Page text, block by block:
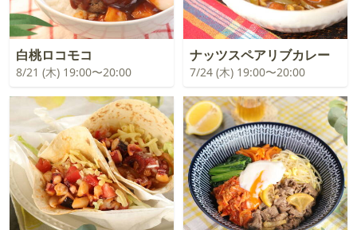
白桃ロコモコ
8/21 (木) 19:00〜20:00
ナッツスペアリブカレー
7/24 (木) 19:00〜20:00